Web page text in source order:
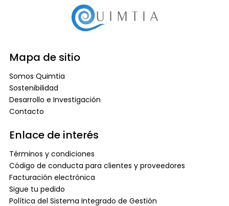
Mapa de sitio
Somos Quimtia
Sostenibilidad
Desarrollo e Investigación
Contacto
Enlace de interés
Términos y condiciones
Código de conducta para clientes y proveedores
Facturación electrónica
Sigue tu pedido
Política del Sistema Integrado de Gestión